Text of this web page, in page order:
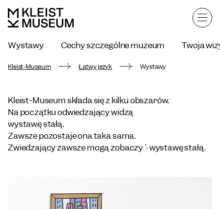
Wystawy Cechy szczególne muzeum
Twoja
Kontakt
Kleist-Museum Łatwy język Wystawy
Kleist-Museum składa się z kilku obszarów.
Na początku odwiedzający widzą
wystawę stałą.
Zawsze pozostaje ona taka sama.
Zwiedzający zawsze mogą zobaczyć wystawę stałą.